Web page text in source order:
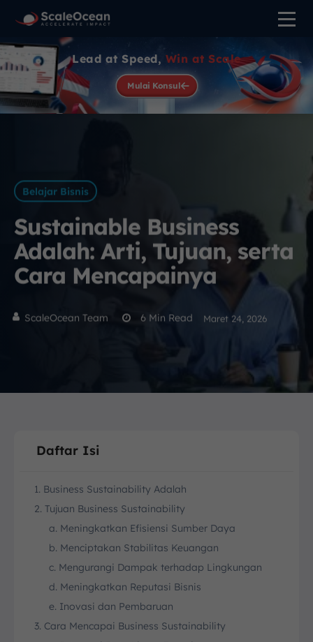
Lead at Speed, Win at Scale
Mulai Konsul
Belajar Bisnis
Sustainable Business
Adalah: Arti, Tujuan, serta
Cara Mencapainya
ScaleOcean Team 6 Min Read Maret 24, 2026
Daftar Isi
1. Business Sustainability Adalah
2. Tujuan Business Sustainability
a. Meningkatkan Efisiensi Sumber Daya
b. Menciptakan Stabilitas Keuangan
c. Mengurangi Dampak terhadap Lingkungan
d. Meningkatkan Reputasi Bisnis
e. Inovasi dan Pembaruan
3. Cara Mencapai Business Sustainability